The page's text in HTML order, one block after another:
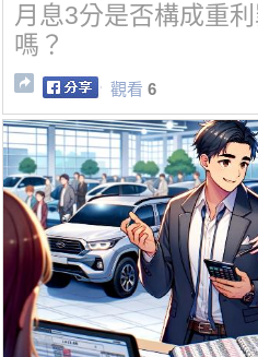
月息3分是否構成重
嗎？
觀看 6